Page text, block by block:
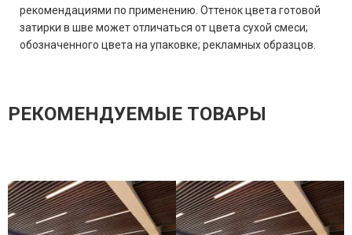
рекомендациями по применению. Оттенок цвета готовой
затирки в шве может отличаться от цвета сухой смеси;
обозначенного цвета на упаковке; рекламных образцов.
РЕКОМЕНДУЕМЫЕ ТОВАРЫ